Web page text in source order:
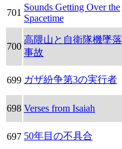
701
Sounds Getting Over the
Spacetime
700
高隈山と自衛隊機墜落
事故
699 ガザ紛争第3の実行者
698 Verses from Isaiah
697 50年目の不具合